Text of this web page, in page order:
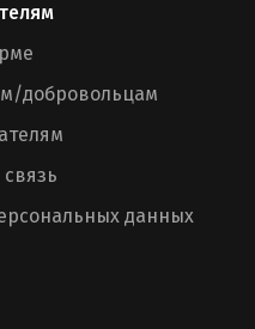
добровольцам
данных